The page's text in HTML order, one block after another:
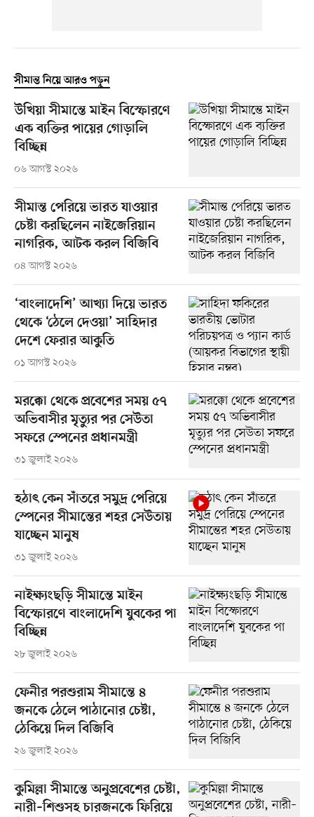
সীমান্ত নিয়ে আরও পড়ুন
উখিয়া সীমান্তে মাইন বিস্ফোরণে
এক ব্যক্তির পায়ের গোড়ালি
বিচ্ছিন্ন
০৬ আগস্ট ২০২৬
সীমান্ত পেরিয়ে ভারত যাওয়ার
চেষ্টা করছিলেন নাইজেরিয়ান
নাগরিক, আটক করল বিজিবি
০৪ আগস্ট ২০২৬
‘বাংলাদেশি’ আখ্যা দিয়ে ভারত
থেকে ‘ঠেলে দেওয়া’ সাহিদার
দেশে ফেরার আকুতি
০১ আগস্ট ২০২৬
মরক্কো থেকে প্রবেশের সময় ৫৭
অভিবাসীর মৃত্যুর পর সেউতা
সফরে স্পেনের প্রধানমন্ত্রী
৩১ জুলাই ২০২৬
হঠাৎ কেন সাঁতরে সমুদ্র পেরিয়ে
স্পেনের সীমান্তের শহর সেউতায়
যাচ্ছেন মানুষ
৩১ জুলাই ২০২৬
নাইক্ষ্যংছড়ি সীমান্তে মাইন
বিস্ফোরণে বাংলাদেশি যুবকের পা
বিচ্ছিন্ন
২৮ জুলাই ২০২৬
ফেনীর পরশুরাম সীমান্তে ৪
জনকে ঠেলে পাঠানোর চেষ্টা,
ঠেকিয়ে দিল বিজিবি
২৬ জুলাই ২০২৬
কুমিল্লা সীমান্তে অনুপ্রবেশের চেষ্টা,
নারী–শিশুসহ চারজনকে ফিরিয়ে